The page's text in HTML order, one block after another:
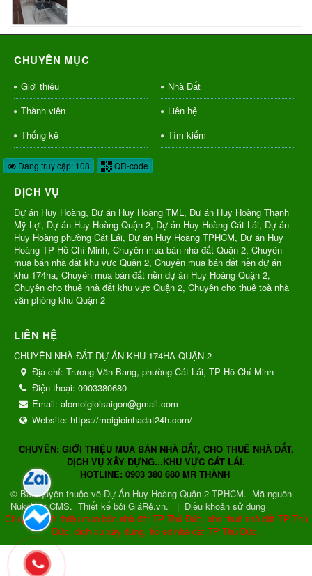
CHUYÊN MỤC
Giới thiệu
Nhà Đất
Thành viên
Liên hệ
Thống kê
Tìm kiếm
Đang truy cập: 108 QR-code
DỊCH VỤ
Dự án Huy Hoàng, Dự án Huy Hoàng TML, Dự án Huy Hoàng Thạnh
Mỹ Lợi, Dự án Huy Hoàng Quận 2, Dự án Huy Hoàng Cát Lái, Dự án
Huy Hoàng phường Cát Lái, Dự án Huy Hoàng TPHCM, Dự án Huy
Hoàng TP Hồ Chí Minh, Chuyên mua bán nhà đất Quận 2, Chuyên
mua bán nhà đất khu vực Quận 2, Chuyên mua bán đất nền dự án
khu 174ha, Chuyên mua bán đất nền dự án Huy Hoàng Quận 2,
Chuyên cho thuê nhà đất khu vực Quận 2, Chuyên cho thuê toà nhà
văn phòng khu Quận 2
LIÊN HỆ
CHUYÊN NHÀ ĐẤT DỰ ÁN KHU 174HA QUẬN 2
Địa chỉ: Trương Văn Bang, phường Cát Lái, TP Hồ Chí Minh
Điện thoại: 0903380680
Email: alomoigioisaigon@gmail.com
Website: https://moigioinhadat24h.com/
CHUYÊN: GIỚI THIỆU MUA BÁN NHÀ ĐẤT, CHO THUÊ NHÀ ĐẤT,
DỊCH VỤ XÂY DỰNG...KHU VỰC CÁT LÁI.
HOTLINE: 0903 380 680 MR THÀNH
© Bản quyền thuộc về Dự Án Huy Hoàng Quận 2 TPHCM. Mã nguồn
NukeViet CMS. Thiết kế bởi GiáRẻ.vn. | Điều khoản sử dụng
Chuyên: Giới thiệu mua bán nhà đất TP Thủ Đức, cho thuê nhà đất TP Thủ
Đức, dịch vụ xây dựng, hồ sơ nhà đất TP Thủ Đức.